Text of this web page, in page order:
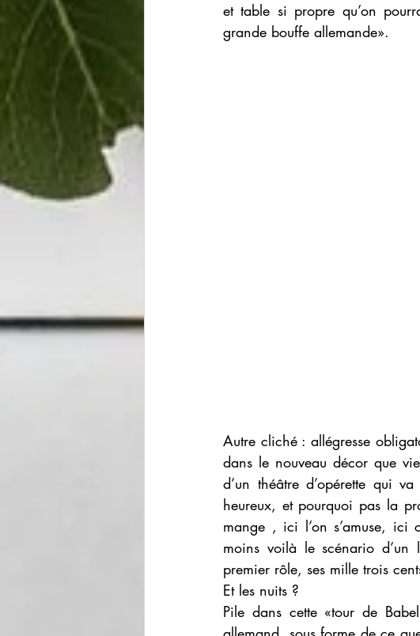
et table si propre qu’on
grande bouffe allemande».
Autre cliché : allégresse
dans le nouveau décor que
d’un théâtre d’opérette qui
heureux, et pourquoi pas la
mange , ici l’on s’amuse, ici
moins voilà le scénario
premier rôle, ses mille trois
Et les nuits ?
Pile dans cette «tour de